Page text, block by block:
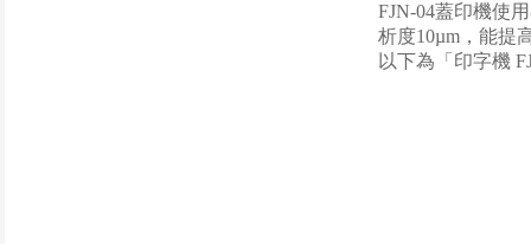
FJN-04蓋印機使
析度10µm，能提
以下為「印字機